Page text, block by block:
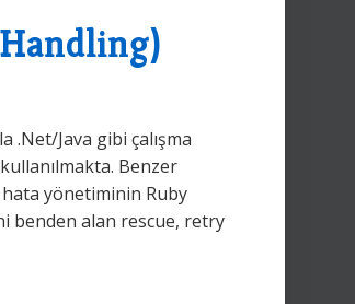
Java gibi çalışma
Benzer
hata yönetiminin Ruby
benden alan rescue, retry